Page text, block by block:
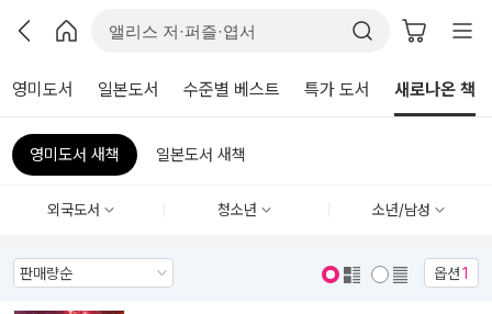
영미도서 일본도서 수준별 베스트 특가 도서 새로나온 책
영미도서 새책 일본도서 새책
외국도서 청소년 소년/남성
옵션1